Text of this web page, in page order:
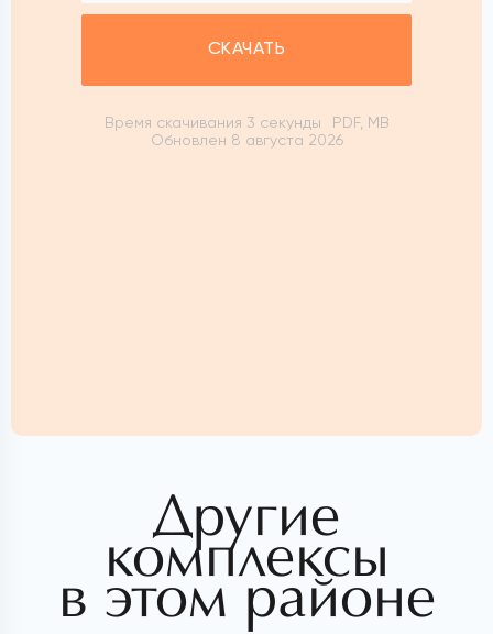
СКАЧАТЬ
Время скачивания 3 секунды
PDF, MB
Обновлен 8 августа 2026
Другие
комплексы
в этом районе